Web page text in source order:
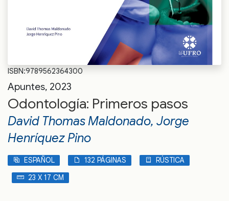
ISBN:9789562364300
Apuntes, 2023
Odontología: Primeros pasos
David Thomas Maldonado, Jorge
Henríquez Pino
ESPAÑOL 132 PÁGINAS
RÚSTICA
23 X 17 CM